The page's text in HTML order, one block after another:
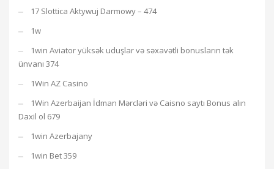
17 Slottica Aktywuj Darmowy – 474
1w
1win Aviator yüksək uduşlar və səxavətli bonusların tək
ünvanı 374
1Win AZ Casino
1Win Azerbaijan İdman Mərcləri və Caisno saytı Bonus alın
Daxil ol 679
1win Azerbajany
1win Bet 359